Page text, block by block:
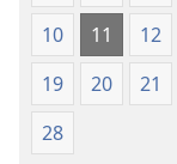
10
11 12
19
20 21
28